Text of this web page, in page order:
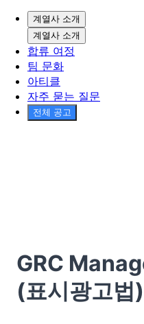
계열사 소개
계열사 소개
합류 여정
팀 문화
아티클
자주 묻는 질문
전체 공고
GRC
(표시광고법)